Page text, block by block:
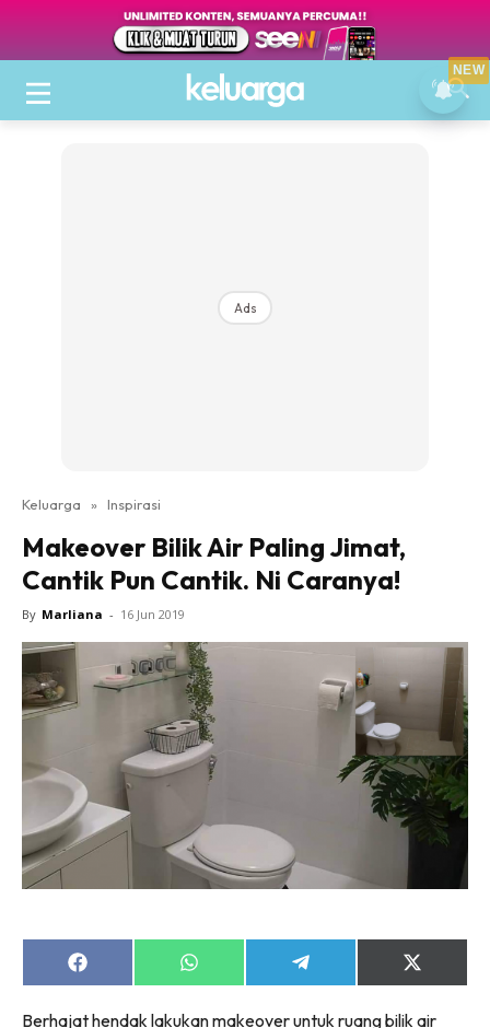
Ads
Keluarga » Inspirasi
Makeover Bilik Air Paling Jimat,
Cantik Pun Cantik. Ni Caranya!
By Marliana - 16 Jun 2019
Share
on
Share
on
Share
on
Share
on
(Twitter)
Berhajat hendak lakukan makeover untuk ruang bilik air
NEW